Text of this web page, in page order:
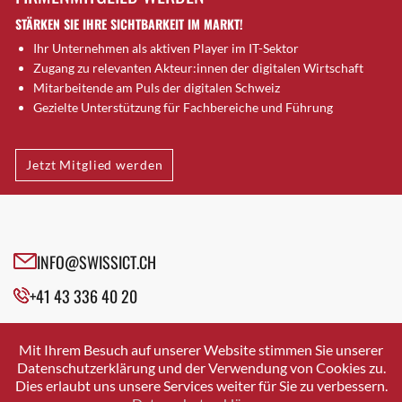
Däniken
Dübendorf
Dübendorf 1
Ebikon
Egg b. Zürich
Egg bei Zürich
Ennetbaden
Ennetbürgen
Farnern
Fislisbach
STÄRKEN SIE IHRE SICHTBARKEIT IM MARKT!
Ihr Unternehmen als aktiven Player im IT-Sektor
Zugang zu relevanten Akteur:innen der digitalen Wirtschaft
Mitarbeitende am Puls der digitalen Schweiz
Gezielte Unterstützung für Fachbereiche und Führung
Jetzt Mitglied werden
INFO@SWISSICT.CH
+41 43 336 40 20
SWISSICT
VULKANSTRASSE 120
8048 ZURICH
Mit Ihrem Besuch auf unserer Website stimmen Sie unserer
Datenschutzerklärung und der Verwendung von Cookies zu.
Dies erlaubt uns unsere Services weiter für Sie zu verbessern.